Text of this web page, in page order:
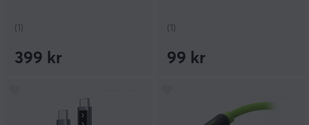
(1)
399 kr
(1)
99 kr